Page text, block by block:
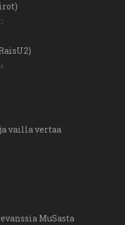
vailla vertaa
MuSasta